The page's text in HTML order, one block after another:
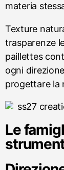
materia
Texture
trasparenze
paillettes
ogni
progettare la
Le